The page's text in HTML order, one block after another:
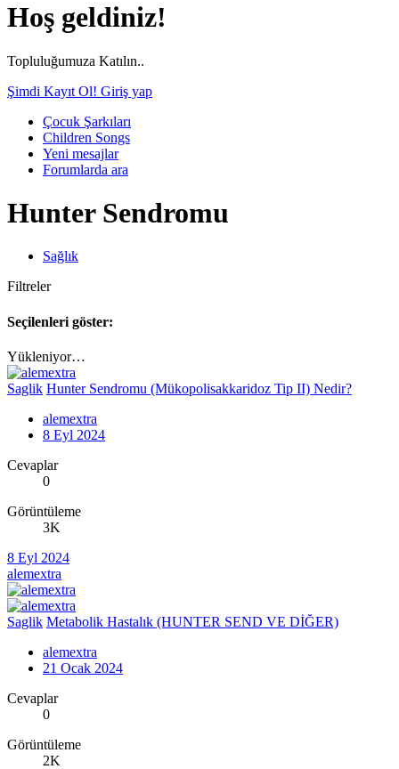
Hoş geldiniz!
Topluluğumuza Katılın..
Şimdi Kayıt Ol! Giriş yap
Çocuk Şarkıları
Children Songs
Yeni mesajlar
Forumlarda ara
Hunter Sendromu
Sağlık
Filtreler
Seçilenleri göster:
Yükleniyor…
Saglik Hunter Sendromu (Mükopolisakkaridoz Tip II) Nedir?
alemextra
8 Eyl 2024
Cevaplar
0
Görüntüleme
3K
8 Eyl 2024
alemextra
Saglik Metabolik Hastalık (HUNTER SEND VE DİĞER)
alemextra
21 Ocak 2024
Cevaplar
0
Görüntüleme
2K